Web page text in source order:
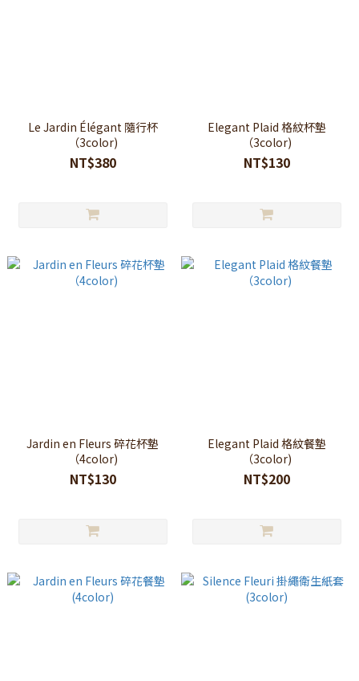
Le Jardin Élégant 隨行杯
（3color)
NT$380
Elegant Plaid 格紋杯墊
（3color)
NT$130
Jardin en Fleurs 碎花杯墊
（4color)
NT$130
Elegant Plaid 格紋餐墊
（3color)
NT$200